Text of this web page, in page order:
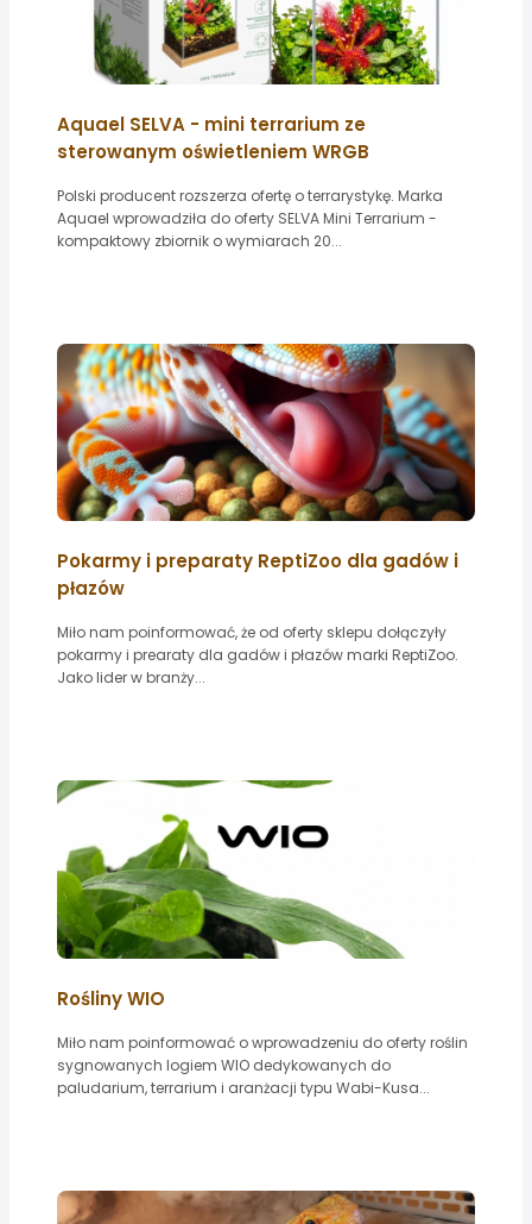
Aquael SELVA - mini terrarium ze
sterowanym oświetleniem WRGB
Polski producent rozszerza ofertę o terrarystykę. Marka
Aquael wprowadziła do oferty SELVA Mini Terrarium -
kompaktowy zbiornik o wymiarach 20...
Pokarmy i preparaty ReptiZoo dla gadów i
płazów
Miło nam poinformować, że od oferty sklepu dołączyły
pokarmy i prearaty dla gadów i płazów marki ReptiZoo.
Jako lider w branży...
Rośliny WIO
Miło nam poinformować o wprowadzeniu do oferty roślin
sygnowanych logiem WIO dedykowanych do
paludarium, terrarium i aranżacji typu Wabi-Kusa...